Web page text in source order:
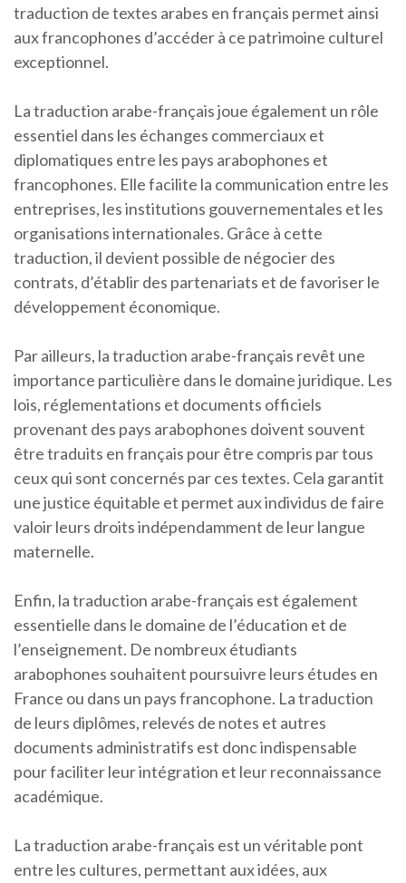
traduction de textes arabes en français permet ainsi
aux francophones d’accéder à ce patrimoine culturel
exceptionnel.
La traduction arabe-français joue également un rôle
essentiel dans les échanges commerciaux et
diplomatiques entre les pays arabophones et
francophones. Elle facilite la communication entre les
entreprises, les institutions gouvernementales et les
organisations internationales. Grâce à cette
traduction, il devient possible de négocier des
contrats, d’établir des partenariats et de favoriser le
développement économique.
Par ailleurs, la traduction arabe-français revêt une
importance particulière dans le domaine juridique. Les
lois, réglementations et documents officiels
provenant des pays arabophones doivent souvent
être traduits en français pour être compris par tous
ceux qui sont concernés par ces textes. Cela garantit
une justice équitable et permet aux individus de faire
valoir leurs droits indépendamment de leur langue
maternelle.
Enfin, la traduction arabe-français est également
essentielle dans le domaine de l’éducation et de
l’enseignement. De nombreux étudiants
arabophones souhaitent poursuivre leurs études en
France ou dans un pays francophone. La traduction
de leurs diplômes, relevés de notes et autres
documents administratifs est donc indispensable
pour faciliter leur intégration et leur reconnaissance
académique.
La traduction arabe-français est un véritable pont
entre les cultures, permettant aux idées, aux